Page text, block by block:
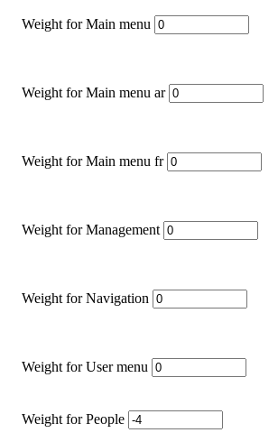
Weight for Main menu
Weight for Main menu ar
Weight for Main menu fr
Weight for Management
Weight for Navigation
Weight for User menu
Weight for People